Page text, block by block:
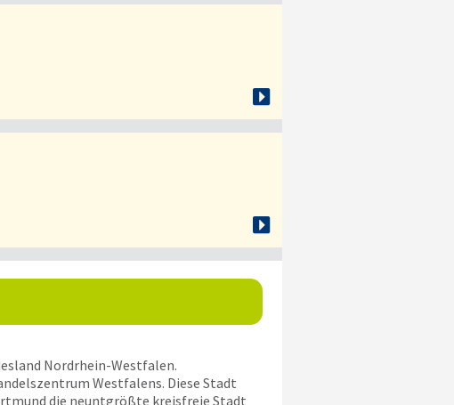
Nordrhein-Westfalen.
Westfalens. Diese Stadt
die neuntgrößte kreisfreie Stadt